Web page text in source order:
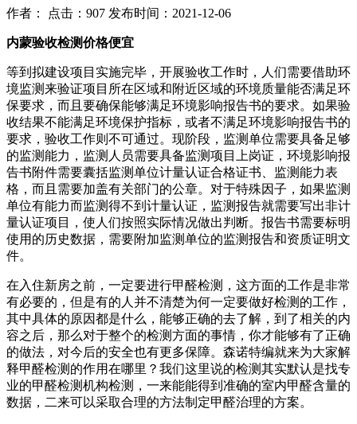
作者： 点击：907 发布时间：2021-12-06
内蒙验收检测价格便宜
等到拟建设项目实施完毕，开展验收工作时，人们需要借助环
境监测来验证项目所在区域和附近区域的环境质量能否满足环
保要求，而且要确保能够满足环境影响报告书的要求。如果验
收结果不能满足环境保护指标，或者不满足环境影响报告书的
要求，验收工作则不可通过。现阶段，监测单位需要具备足够
的监测能力，监测人员需要具备监测项目上岗证，环境影响报
告书附件需要囊括监测单位计量认证合格证书、监测能力表
格，而且需要加盖有关部门的公章。对于特殊因子，如果监测
单位有能力而监测得不到计量认证，监测报告就需要写出非计
量认证项目，使人们按照实际情况做出判断。报告书需要标明
使用的历史数据，需要附加监测单位的监测报告和资质证明文
件。
在入住新房之前，一定要进行甲醛检测，这方面的工作是非常
有必要的，但是有的人并不清楚为何一定要做好检测的工作，
其中具体的原因都是什么，能够正确的去了解，到了相关的内
容之后，那么对于整个的检测方面的事情，你才能够有了正确
的做法，对今后的安全也有更多保障。森诺特编就来为大家解
释甲醛检测的作用在哪里？我们这里说的检测其实默认是找专
业的甲醛检测机构检测，一来能能得到准确的室内甲醛含量的
数据，二来可以采取合理的方法制定甲醛治理的方案。